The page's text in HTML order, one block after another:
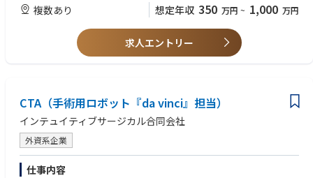
複数あり 想定年収 350 万円 ~ 1,000 万円
求人エントリー
CTA（手術用ロボット『da vinci』担当）
インテュイティブサージカル合同会社
外資系企業
仕事内容